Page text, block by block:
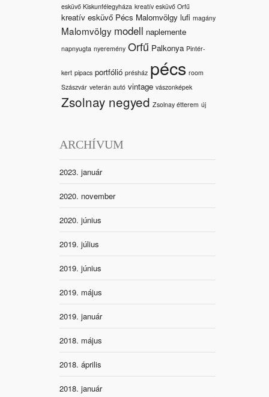
esküvő Kiskunfélegyháza kreatív esküvő Orfű
kreatív esküvő Pécs Malomvölgy lufi magány
Malomvölgy modell naplemente
napnyugta nyeremény Orfű Palkonya Pintér-
kert pipacs portfólió présház pécs room
Szászvár veterán autó vintage vászonképek
Zsolnay negyed Zsolnay étterem új
ARCHÍVUM
2023. január
2020. november
2020. június
2019. július
2019. június
2019. május
2019. január
2018. május
2018. április
2018. január